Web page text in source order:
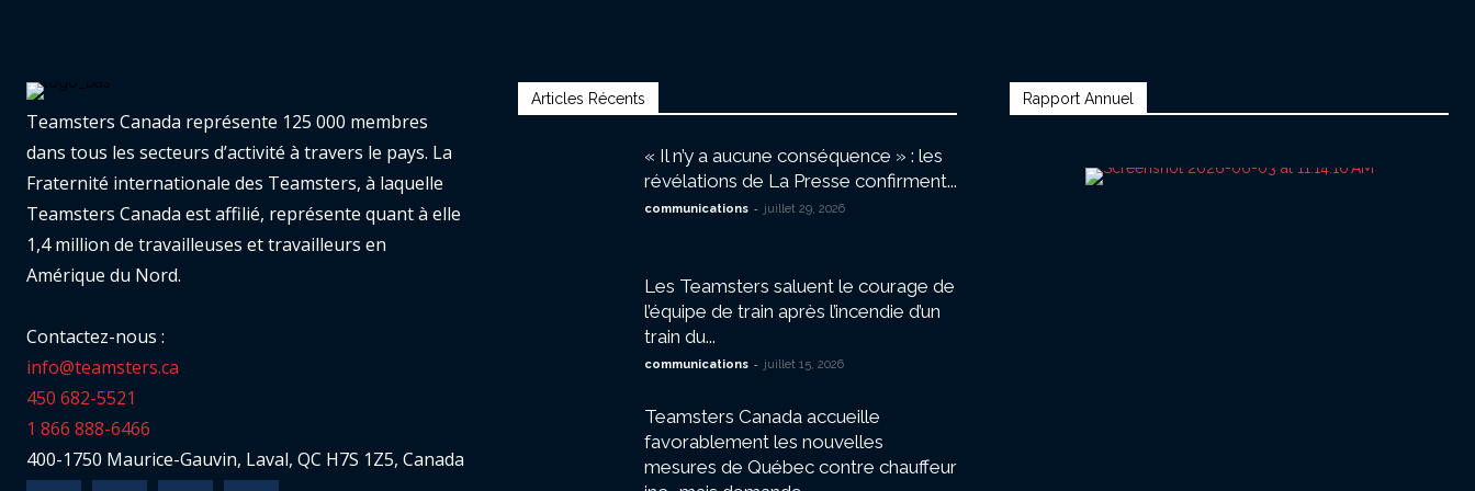
Teamsters Canada représente 125 000 membres
dans tous les secteurs d’activité à travers le pays. La
Fraternité internationale des Teamsters, à laquelle
Teamsters Canada est affilié, représente quant à elle
1,4 million de travailleuses et travailleurs en
Amérique du Nord.
Contactez-nous :
info@teamsters.ca
450 682-5521
1 866 888-6466
400-1750 Maurice-Gauvin, Laval, QC H7S 1Z5, Canada
Articles Récents
« Il n’y a aucune conséquence » : les
révélations de La Presse confirment...
communications - juillet 29, 2026
Les Teamsters saluent le courage de
l’équipe de train après l’incendie d’un
train du...
communications - juillet 15, 2026
Teamsters Canada accueille
favorablement les nouvelles
mesures de Québec contre chauffeur
Rapport Annuel